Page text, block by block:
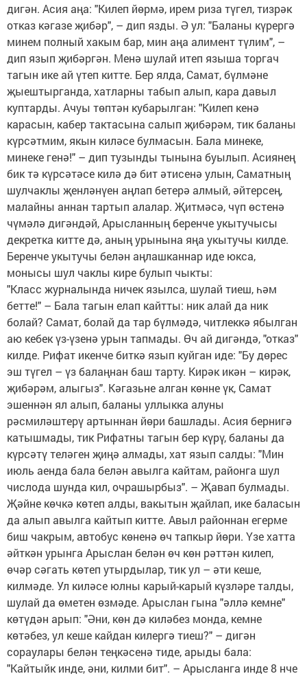
дигән. Асия аңа: "Килеп йөрмә, ирем риза түгел, тизрәк
отказ кәгазе җибәр", – дип язды. Ә ул: "Баланы күрергә
минем полный хакым бар, мин аңа алимент түлим", –
дип язып җибәргән. Менә шулай итеп языша торгач
тагын ике ай үтеп китте. Бер ялда, Самат, бүлмәне
җыештырганда, хатларны табып алып, кара давыл
куптарды. Ачуы төптән кубарылган: "Килеп кенә
карасын, кабер тактасына салып җибәрәм, тик баланы
күрсәтмим, якын киләсе булмасын. Бала минеке,
минеке генә!" – дип тузынды тынына буылып. Асиянең
бик тә күрсәтәсе килә дә бит әтисенә улын, Саматның
шулчаклы җенләнүен аңлап бетерә алмый, әйтерсең,
малайны аннан тартып алалар. Җитмәсә, чүп өстенә
чүмәлә дигәндәй, Арысланның беренче укытучысы
декретка китте дә, аның урынына яңа укытучы килде.
Беренче укытучы белән аңлашканнар иде юкса,
монысы шул чаклы кире булып чыкты:
"Класс журналында ничек язылса, шулай тиеш, һәм
бетте!" – Бала тагын елап кайтты: ник алай да ник
болай? Самат, болай да тар бүлмәдә, читлеккә ябылган
аю кебек үз-үзенә урын тапмады. Өч ай дигәндә, "отказ"
килде. Рифат икенче биткә язып куйган иде: "Бу дөрес
эш түгел – үз балаңнан баш тарту. Кирәк икән – кирәк,
җибәрәм, алыгыз". Кәгазьне алган көнне үк, Самат
эшеннән ял алып, баланы уллыкка алуны
рәсмиләштерү артыннан йөри башлады. Асия бернигә
катышмады, тик Рифатны тагын бер күрү, баланы да
күрсәтү теләген җиңә алмады, хат язып салды: "Мин
июль аенда бала белән авылга кайтам, районга шул
числода шунда кил, очрашырбыз". – Җавап булмады.
Җәйне көчкә көтеп алды, вакытын җайлап, ике баласын
да алып авылга кайтып китте. Авыл районнан егерме
биш чакрым, автобус көненә өч тапкыр йөри. Үзе хатта
әйткән урынга Арыслан белән өч көн рәттән килеп,
өчәр сәгать көтеп утырдылар, тик ул – әти кеше,
килмәде. Ул киләсе юлны карый-карый күзләре талды,
шулай да өметен өзмәде. Арыслан гына "әллә кемне"
көтүдән арып: "Әни, көн дә киләбез монда, кемне
көтәбез, ул кеше кайдан килергә тиеш?" – дигән
сораулары белән теңкәсенә тиде, арыды бала:
"Кайтыйк инде, әни, килми бит". – Арысланга инде 8 нче